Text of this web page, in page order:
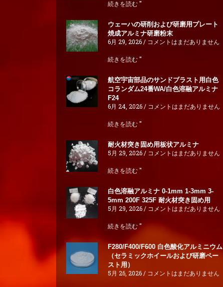
続きを読む "
ウェーハの研削および研磨用プレート
焼成アルミナ研磨粉末
6月 29, 2026 コメントはまだありません
続きを読む "
航空宇宙部品のサンドブラスト用白色
コランダム24番WA/白色溶融アルミナ
F24
6月 24, 2026 コメントはまだありません
続きを読む "
耐火材突き固め用板状アルミナ
5月 29, 2026 コメントはまだありません
続きを読む "
白色溶融アルミナ 0-1mm 1-3mm 3-
5mm 200F 325F 耐火材突き固め用
5月 29, 2026 コメントはまだありません
続きを読む "
F280/F400/F600 白色酸化アルミニウム
（セラミックホイールおよび研磨ペー
スト用）
5月 26, 2026 コメントはまだありません